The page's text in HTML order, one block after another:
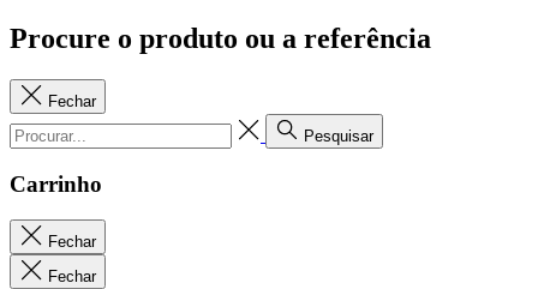
Procure o produto ou a referência
Fechar
Pesquisar
Carrinho
Fechar
Fechar